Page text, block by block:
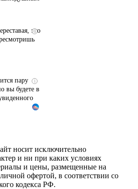
вы будете в
невесты
10 раз
i
Омска: вы
долго
носит исключительно
и ни при каких условиях
и цены, размещенные на
офертой, в соответствии со
кодекса РФ.